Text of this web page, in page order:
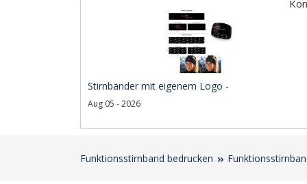
Stirnbänder mit eigenem Logo -
Aug 05 - 2026
Funktionsstirnband bedrucken